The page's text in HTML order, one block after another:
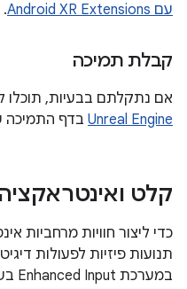
עם Android XR Extensions
.
קבלת תמיכה
אם נתקלתם בבעיות, תוכלו
Unreal Engine בדף התמיכה
קלט ואינטראקציה
כדי ליצור חוויות מרחביות